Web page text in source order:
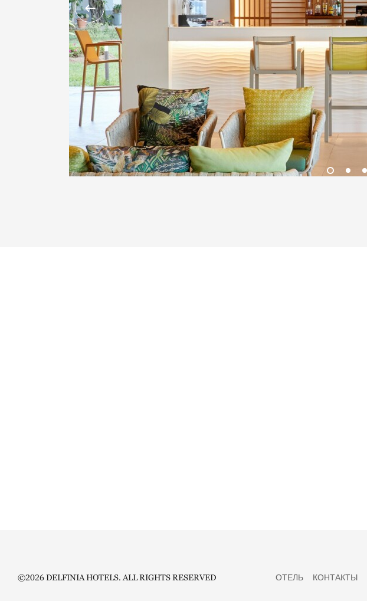
©2026 DELFINIA HOTELS. ALL RIGHTS RESERVED ОТЕЛЬ КОНТАКТЫ